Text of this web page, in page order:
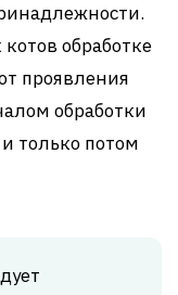
обработке
проявления
обработки
только потом